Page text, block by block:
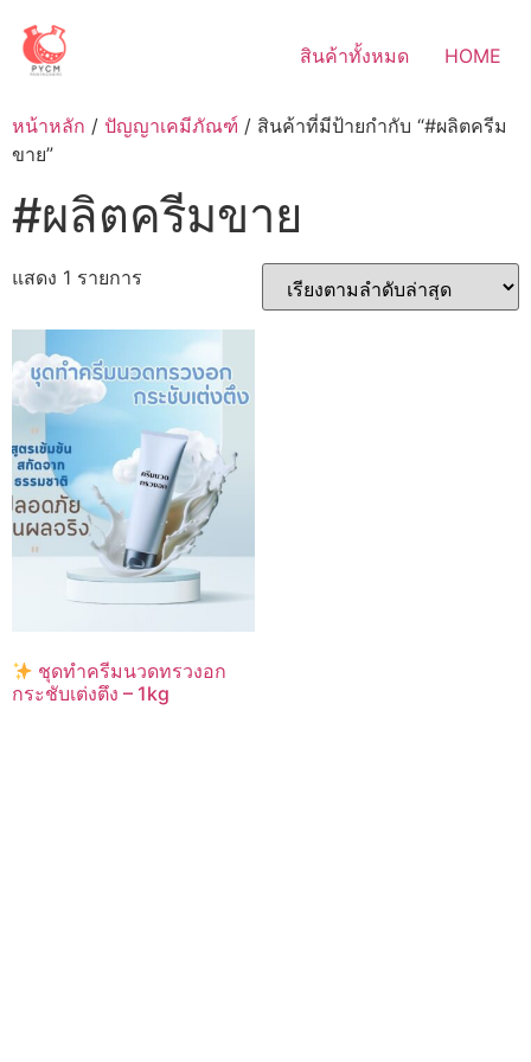
content
สินค้าทั้งหมด HOME
หน้าหลัก / ปัญญาเคมีภัณฑ์ / สินค้าที่มีป้ายกำกับ “#ผลิตครีม
ขาย”
#ผลิตครีมขาย
แสดง 1 รายการ
ชุดทำครีมนวดทรวงอก
กระชับเต่งตึง – 1kg